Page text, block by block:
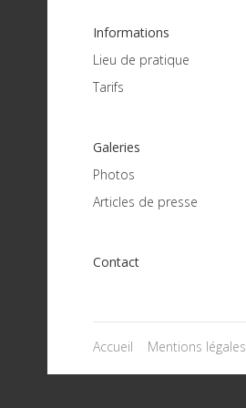
Informations
Lieu de pratique
Tarifs
Galeries
Photos
Articles de presse
Contact
Accueil Mentions légales